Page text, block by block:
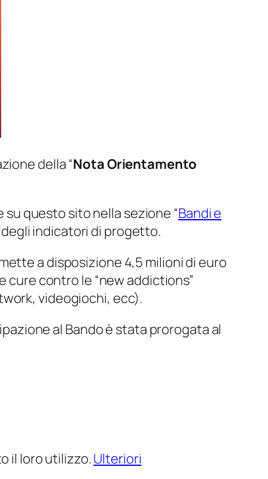
della “Nota Orientamento
su questo sito nella sezione “Bandi e
indicatori di progetto.
a disposizione 4,5 milioni di euro
cure contro le “new addictions”
videogiochi, ecc).
al Bando è stata prorogata al
il loro utilizzo.Ulteriori